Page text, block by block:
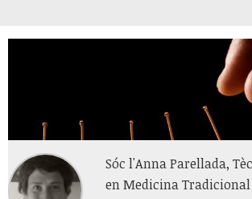
Sóc l'Anna Parellada,
en Medicina